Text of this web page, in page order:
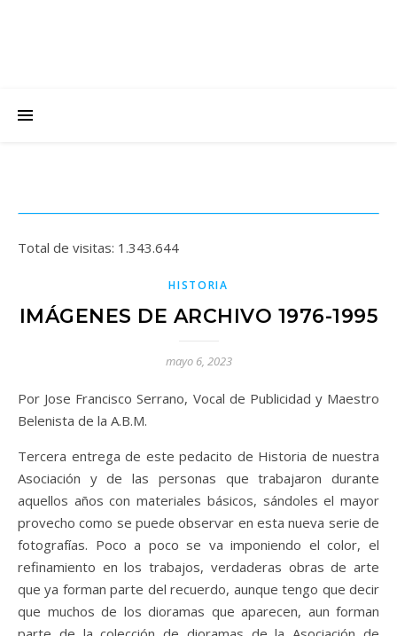
Total de visitas: 1.343.644
HISTORIA
IMÁGENES DE ARCHIVO 1976-1995
mayo 6, 2023
Por Jose Francisco Serrano, Vocal de Publicidad y Maestro
Belenista de la A.B.M.
Tercera entrega de este pedacito de Historia de nuestra
Asociación y de las personas que trabajaron durante
aquellos años con materiales básicos, sándoles el mayor
provecho como se puede observar en esta nueva serie de
fotografías. Poco a poco se va imponiendo el color, el
refinamiento en los trabajos, verdaderas obras de arte
que ya forman parte del recuerdo, aunque tengo que decir
que muchos de los dioramas que aparecen, aun forman